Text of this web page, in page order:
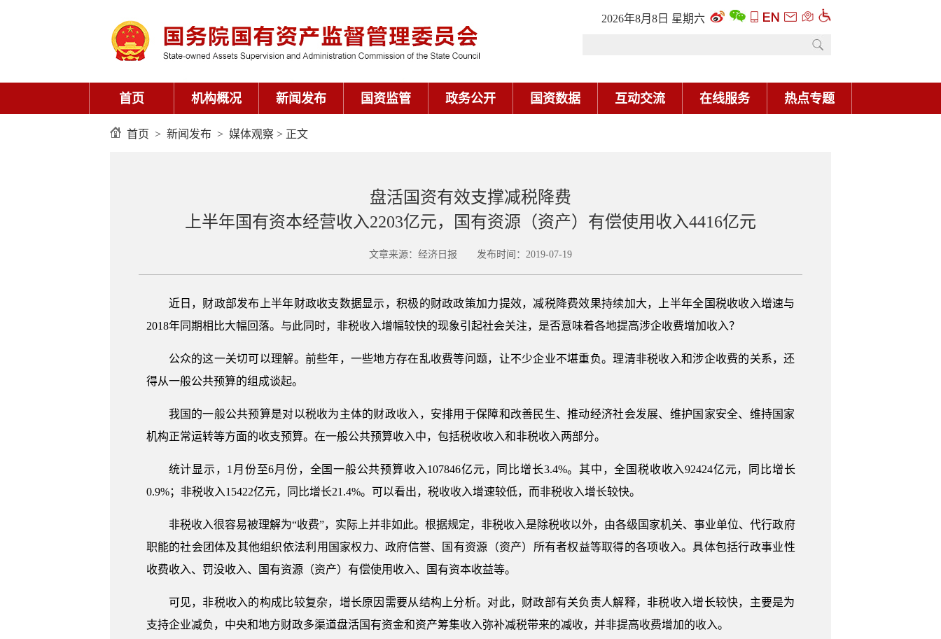
2026年8月8日 星期六
首页 机构概况 新闻发布 国资监管 政务公开 国资数据 互动交流 在线服务 热点专题
首页 > 新闻发布 > 媒体观察 > 正文
盘活国资有效支撑减税降费
上半年国有资本经营收入2203亿元，国有资源（资产）有偿使用收入4416亿元
文章来源：经济日报 发布时间：2019-07-19
近日，财政部发布上半年财政收支数据显示，积极的财政政策加力提效，减税降费效果持续加大，上半年全国税收收入增速与
2018年同期相比大幅回落。与此同时，非税收入增幅较快的现象引起社会关注，是否意味着各地提高涉企收费增加收入？
公众的这一关切可以理解。前些年，一些地方存在乱收费等问题，让不少企业不堪重负。理清非税收入和涉企收费的关系，还
得从一般公共预算的组成谈起。
我国的一般公共预算是对以税收为主体的财政收入，安排用于保障和改善民生、推动经济社会发展、维护国家安全、维持国家
机构正常运转等方面的收支预算。在一般公共预算收入中，包括税收收入和非税收入两部分。
统计显示，1月份至6月份，全国一般公共预算收入107846亿元，同比增长3.4%。其中，全国税收收入92424亿元，同比增长
0.9%；非税收入15422亿元，同比增长21.4%。可以看出，税收收入增速较低，而非税收入增长较快。
非税收入很容易被理解为“收费”，实际上并非如此。根据规定，非税收入是除税收以外，由各级国家机关、事业单位、代行政府
职能的社会团体及其他组织依法利用国家权力、政府信誉、国有资源（资产）所有者权益等取得的各项收入。具体包括行政事业性
收费收入、罚没收入、国有资源（资产）有偿使用收入、国有资本收益等。
可见，非税收入的构成比较复杂，增长原因需要从结构上分析。对此，财政部有关负责人解释，非税收入增长较快，主要是为
支持企业减负，中央和地方财政多渠道盘活国有资金和资产筹集收入弥补减税带来的减收，并非提高收费增加的收入。